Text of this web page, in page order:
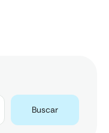
Buscar